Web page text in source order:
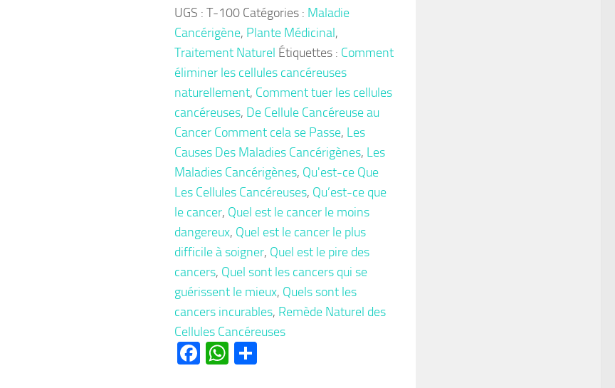
100:
Les
Maladies
Cancérigènes,
Remède
Naturel
des
Cellules
Cancéreuses
UGS : T-100 Catégories : Maladie
Cancérigène, Plante Médicinal,
Traitement Naturel Étiquettes : Comment
éliminer les cellules cancéreuses
naturellement, Comment tuer les cellules
cancéreuses, De Cellule Cancéreuse au
Cancer Comment cela se Passe, Les
Causes Des Maladies Cancérigènes, Les
Maladies Cancérigènes, Qu'est-ce Que
Les Cellules Cancéreuses, Qu’est-ce que
le cancer, Quel est le cancer le moins
dangereux, Quel est le cancer le plus
difficile à soigner, Quel est le pire des
cancers, Quel sont les cancers qui se
guérissent le mieux, Quels sont les
cancers incurables, Remède Naturel des
Cellules Cancéreuses
Facebook
WhatsApp
Partager